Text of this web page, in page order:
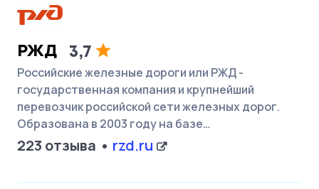
РЖД 3,7
Российские железные дороги или РЖД -
государственная компания и крупнейший
перевозчик российской сети железных дорог.
Образована в 2003 году на базе…
223 отзыва rzd.ru